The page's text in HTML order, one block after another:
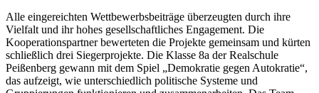
Alle eingereichten Wettbewerbsbeiträge überzeugten durch ihre
Vielfalt und ihr hohes gesellschaftliches Engagement. Die
Kooperationspartner bewerteten die Projekte gemeinsam und kürten
schließlich drei Siegerprojekte. Die Klasse 8a der Realschule
Peißenberg gewann mit dem Spiel „Demokratie gegen Autokratie“,
das aufzeigt, wie unterschiedlich politische Systeme und